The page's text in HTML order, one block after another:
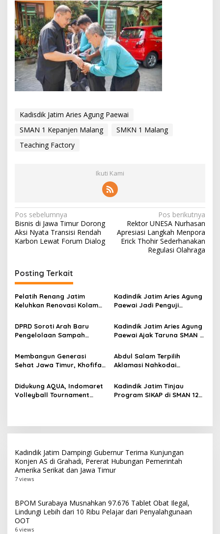
Kadisdik Jatim Aries Agung Paewai
SMAN 1 Kepanjen Malang
SMKN 1 Malang
Teaching Factory
Ikuti Kami
N
a
v
g
a
s
p
o
s
Pos sebelumnya
Bisnis di Jawa Timur Dorong
Aksi Nyata Transisi Rendah
Karbon Lewat Forum Dialog
Pos berikutnya
Rektor UNESA Nurhasan
Apresiasi Langkah Menpora
Erick Thohir Sederhanakan
Regulasi Olahraga
Posting Terkait
Pelatih Renang Jatim
Keluhkan Renovasi Kolam
Persiapan Menuju PON 2028
Terganggu
Kadindik Jatim Aries Agung
Paewai Jadi Penguji
Tingkat II 2026, Tekankan
Inovasi Berdampak bagi
Masyarakat
DPRD Soroti Arah Baru
Pengelolaan Sampah
TPA Benowo
Kadindik Jatim Aries Agung
Paewai Ajak Taruna SMAN 2
Bojonegoro Budayakan
Hidup Sehat Lewat Senam
Membangun Generasi
Sehat Jawa Timur, Khofifah
Bersama Kadindik Aries
Agung Paewai
Abdul Salam Terpilih
Aklamasi Nahkodai
2026-2031
Didukung AQUA, Indomaret
Volleyball Tournament
Kadindik Jatim Tinjau
Program SIKAP di SMAN 12
Kadindik Jatim Dampingi Gubernur Terima Kunjungan
Konjen AS di Grahadi, Pererat Hubungan Pemerintah
Amerika Serikat dan Jawa Timur
7 views
BPOM Surabaya Musnahkan 97.676 Tablet Obat Ilegal,
Lindungi Lebih dari 10 Ribu Pelajar dari Penyalahgunaan
OOT
6 views